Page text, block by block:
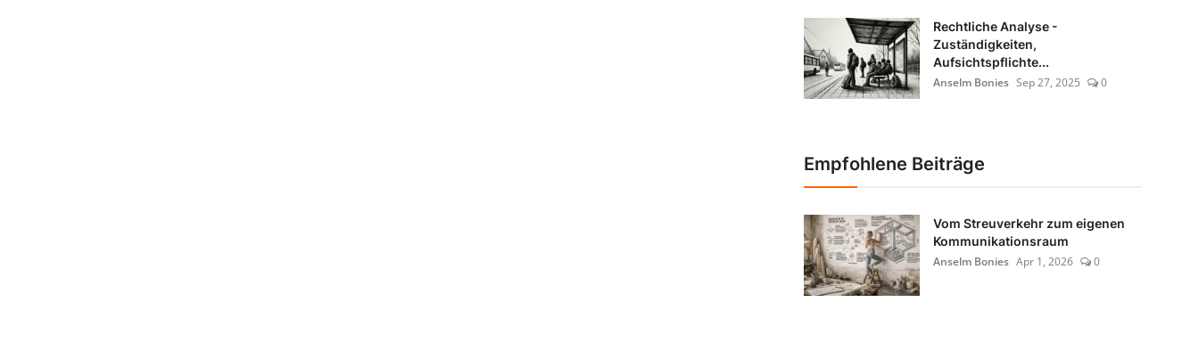
Rechtliche Analyse -
Zuständigkeiten,
Aufsichtspflichte...
Anselm Bonies Sep 27, 2025 0
Empfohlene Beiträge
Vom Streuverkehr zum eigenen
Kommunikationsraum
Anselm Bonies Apr 1, 2026 0